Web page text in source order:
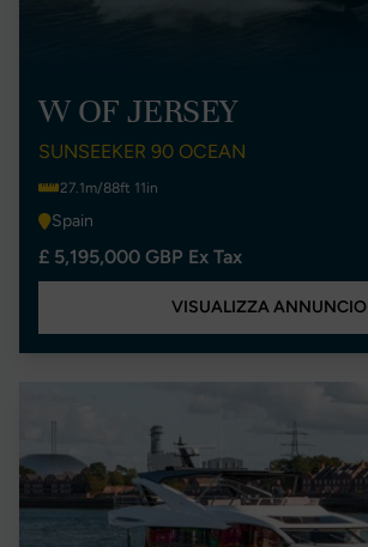
W OF JERSEY
SUNSEEKER 90 OCEAN
27.1m/88ft 11in
Spain
£ 5,195,000 GBP Ex Tax
VISUALIZZA ANNUNCIO